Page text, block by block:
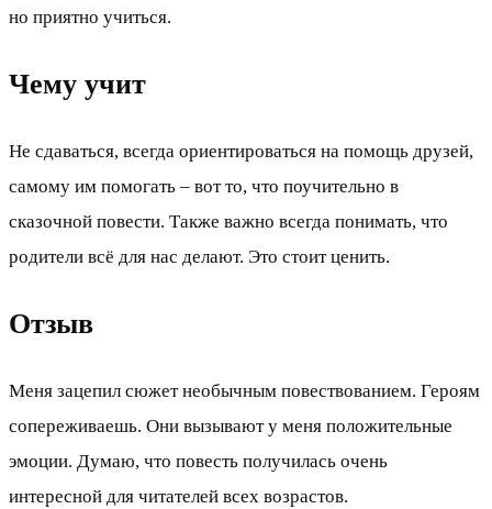
но приятно учиться.
Чему учит
Не сдаваться, всегда ориентироваться на помощь друзей,
самому им помогать – вот то, что поучительно в
сказочной повести. Также важно всегда понимать, что
родители всё для нас делают. Это стоит ценить.
Отзыв
Меня зацепил сюжет необычным повествованием. Героям
сопереживаешь. Они вызывают у меня положительные
эмоции. Думаю, что повесть получилась очень
интересной для читателей всех возрастов.